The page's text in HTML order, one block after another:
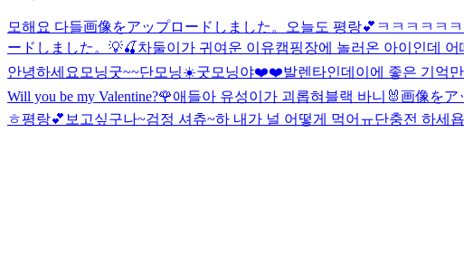
모해요 다들画像をアップロードしました。 오늘도 평랑💕 ㅋㅋㅋㅋㅋ
ードしました。 💡🍒 차둘이가 귀여운 이유캠핑장에 놀러온 아이인데 어
안녕하세요 모닝굿~~단모닝☀️굿모닝야❤️❤️발렌타인데이에 좋은 기억
Will you be my Valentine?🌹애들아 유성이가 괴롭혀 블랙 바니🐰画像をア
ㅎ평랑💕 보고싶구나~검정 셔츄~하 내가 널 어떻게 먹어ㅠ단충전 하세